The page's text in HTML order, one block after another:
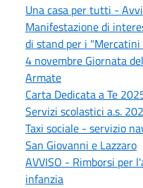
Una casa per tutti -
Manifestazione di
di stand per i
4 novembre Giornata
Armate
Carta Dedicata a Te
Servizi scolastici a.s.
Taxi sociale - servizio
San Giovanni e Lazzaro
AVVISO - Rimborsi per
infanzia